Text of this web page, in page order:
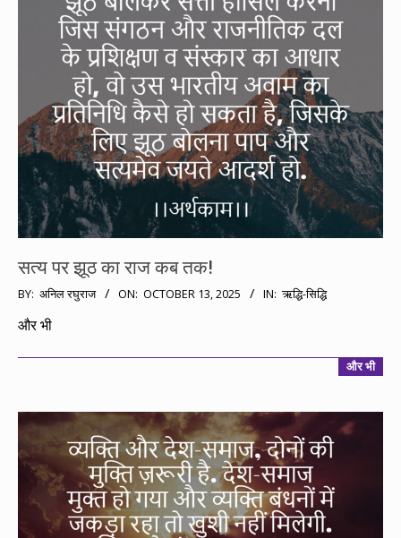
सत्य पर झूठ का राज कब तक!
2025-
10-
BY: अनिल रघुराज ON: OCTOBER 13, 2025 IN: ऋद्धि-सिद्धि
और भी
और भी